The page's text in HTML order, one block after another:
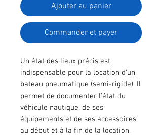
Ajouter au panier
Commander et payer
Un état des lieux précis est
indispensable pour la location d'un
bateau pneumatique (semi-rigide). Il
permet de documenter l'état du
véhicule nautique, de ses
équipements et de ses accessoires,
au début et à la fin de la location,